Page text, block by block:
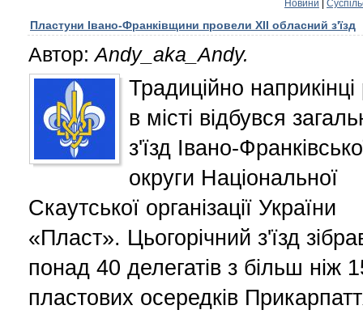
Новини
Пластуни Івано-Франківщини провели XII обласний з'їзд
Автор:Andy_aka_Andy.
Традиційно наприкінці
в місті відбувся
з'їзд Івано-
округи Національної
Скаутської організації України
«Пласт». Цьогорічний з'їзд
понад 40 делегатів з більш ніж
пластових осередків